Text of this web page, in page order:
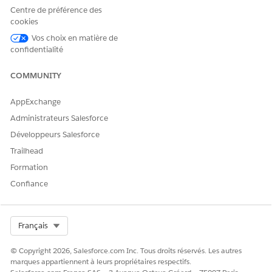
être activée pour Compte. Lors de la prochaine sauvegarde de
cet ensemble d'autorisations, cette autorisation d'objet
d'autorisation et corriger la dépendance d'autorisation
rompue.
Dans l'interface utilisateur de profil avancée, les mises à jour
d'autorisation après les modifications précédentes sont
exposées pour votre examen.
Centre de préférence des
cookies
Vos choix en matière de
confidentialité
COMMUNITY
AppExchange
Administrateurs Salesforce
Développeurs Salesforce
Trailhead
Formation
Confiance
Français
© Copyright 2026, Salesforce.com Inc. Tous droits réservés. Les autres
marques appartiennent à leurs propriétaires respectifs.